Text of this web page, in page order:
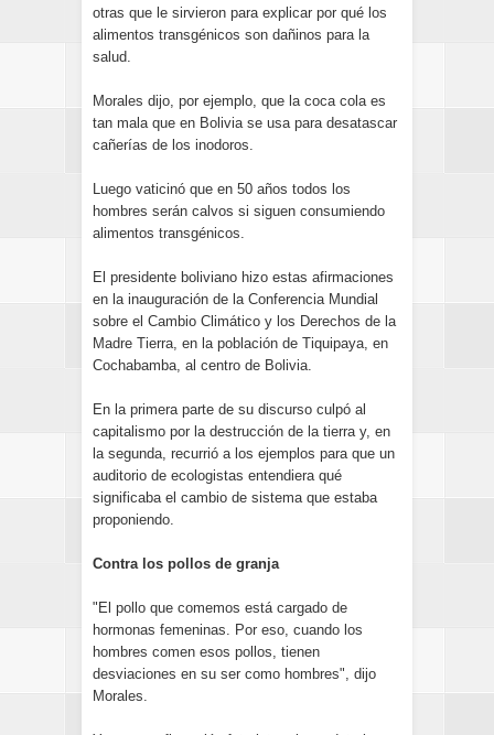
otras que le sirvieron para explicar por qué los
alimentos transgénicos son dañinos para la
salud.
Morales dijo, por ejemplo, que la coca cola es
tan mala que en Bolivia se usa para desatascar
cañerías de los inodoros.
Luego vaticinó que en 50 años todos los
hombres serán calvos si siguen consumiendo
alimentos transgénicos.
El presidente boliviano hizo estas afirmaciones
en la inauguración de la Conferencia Mundial
sobre el Cambio Climático y los Derechos de la
Madre Tierra, en la población de Tiquipaya, en
Cochabamba, al centro de Bolivia.
En la primera parte de su discurso culpó al
capitalismo por la destrucción de la tierra y, en
la segunda, recurrió a los ejemplos para que un
auditorio de ecologistas entendiera qué
significaba el cambio de sistema que estaba
proponiendo.
Contra los pollos de granja
"El pollo que comemos está cargado de
hormonas femeninas. Por eso, cuando los
hombres comen esos pollos, tienen
desviaciones en su ser como hombres", dijo
Morales.